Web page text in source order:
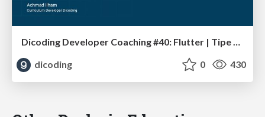
Dicoding Developer Coaching #40: Flutter | Tipe Data dan Collection pada Dart
dicoding
0 430